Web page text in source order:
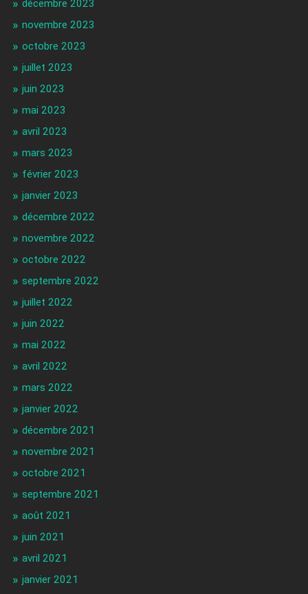
décembre 2023
novembre 2023
octobre 2023
juillet 2023
juin 2023
mai 2023
avril 2023
mars 2023
février 2023
janvier 2023
décembre 2022
novembre 2022
octobre 2022
septembre 2022
juillet 2022
juin 2022
mai 2022
avril 2022
mars 2022
janvier 2022
décembre 2021
novembre 2021
octobre 2021
septembre 2021
août 2021
juin 2021
avril 2021
janvier 2021